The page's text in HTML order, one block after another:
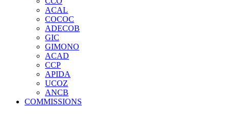
ACAL
COCOC
ADECOB
GIC
GIMONO
ACAD
CCP
APIDA
UCOZ
ANCB
COMMISSIONS